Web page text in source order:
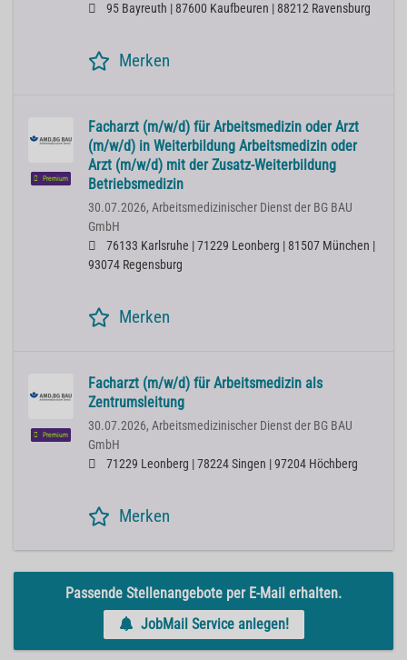
95 Bayreuth | 87600 Kaufbeuren | 88212 Ravensburg
Merken
Premium
Facharzt (m/w/d) für Arbeitsmedizin oder Arzt
(m/w/d) in Weiterbildung Arbeitsmedizin oder
Arzt (m/w/d) mit der Zusatz-Weiterbildung
Betriebsmedizin
30.07.2026, Arbeitsmedizinischer Dienst der BG BAU
GmbH
76133 Karlsruhe | 71229 Leonberg | 81507 München |
93074 Regensburg
Merken
Premium
Facharzt (m/w/d) für Arbeitsmedizin als
Zentrumsleitung
30.07.2026, Arbeitsmedizinischer Dienst der BG BAU
GmbH
71229 Leonberg | 78224 Singen | 97204 Höchberg
Merken
Passende Stellenangebote per E-Mail erhalten.
JobMail Service anlegen!